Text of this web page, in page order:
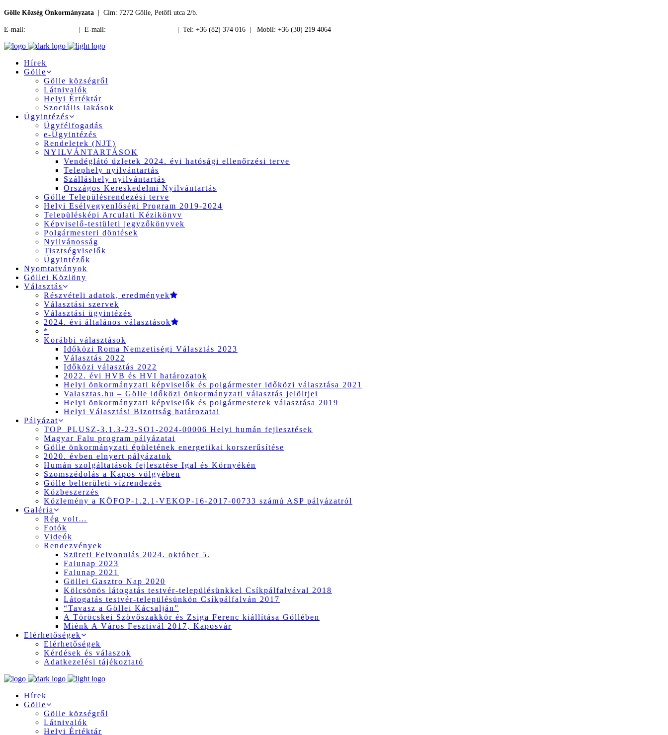
Gölle Község Önkormányzata | Cím: 7272 Gölle, Petőfi utca 2/b.
E-mail: | E-mail: | Tel: +36 (82) 374 016 | Mobil: +36 (30) 219 4064
Hírek
Gölle
Gölle községről
Látnivalók
Helyi Értéktár
Szociális lakások
Ügyintézés
Ügyfélfogadás
e-Ügyintézés
Rendeletek (NJT)
NYILVÁNTARTÁSOK
Vendéglátó üzletek 2024. évi hatósági ellenőrzési terve
Telephely nyilvántartás
Szálláshely nyilvántartás
Országos Kereskedelmi Nyilvántartás
Gölle Településrendezési terve
Helyi Esélyegyenlőségi Program 2019-2024
Településképi Arculati Kézikönyv
Képviselő-testületi jegyzőkönyvek
Polgármesteri döntések
Nyilvánosság
Tisztségviselők
Ügyintézők
Nyomtatványok
Göllei Közlöny
Választás
Részvételi adatok, eredmények
Választási szervek
Választási ügyintézés
2024. évi általános választások
*
Korábbi választások
Időközi Roma Nemzetiségi Választás 2023
Választás 2022
Időközi választás 2022
2022. évi HVB és HVI határozatok
Helyi önkormányzati képviselők és polgármester időközi választása 2021
Valasztas.hu – Gölle időközi önkormányzati választás jelöltjei
Helyi önkormányzati képviselők és polgármesterek választása 2019
Helyi Választási Bizottság határozatai
Pályázat
TOP_PLUSZ-3.1.3-23-SO1-2024-00006 Helyi humán fejlesztések
Magyar Falu program pályázatai
Gölle önkormányzati épületének energetikai korszerűsítése
2020. évben elnyert pályázatok
Humán szolgáltatások fejlesztése Igal és Környékén
Szomszédolás a Kapos völgyében
Gölle belterületi vízrendezés
Közbeszerzés
Közlemény a KÖFOP-1.2.1-VEKOP-16-2017-00733 számú ASP pályázatról
Galéria
Rég volt…
Fotók
Videók
Rendezvények
Szüreti Felvonulás 2024. október 5.
Falunap 2023
Falunap 2021
Göllei Gasztro Nap 2020
Kölcsönös látogatás testvér-településünkkel Csíkpálfalvával 2018
Látogatás testvér-településünkön Csíkpálfalván 2017
“Tavasz a Göllei Kácsalján”
A Töröcskei Szövőszakkör és Zsiga Ferenc kiállítása Göllében
Miénk A Város Fesztivál 2017, Kaposvár
Elérhetőségek
Elérhetőségek
Kérdések és válaszok
Adatkezelési tájékoztató
Hírek
Gölle
Gölle községről
Látnivalók
Helyi Értéktár